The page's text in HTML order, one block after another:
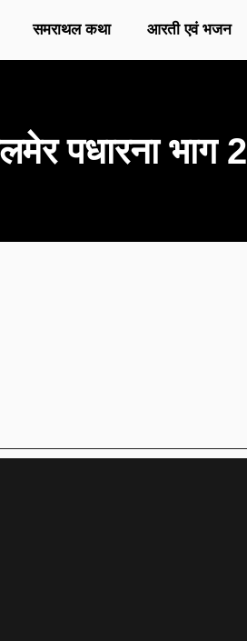
समराथल कथा आरती एवं भजन
पधारना भाग 2